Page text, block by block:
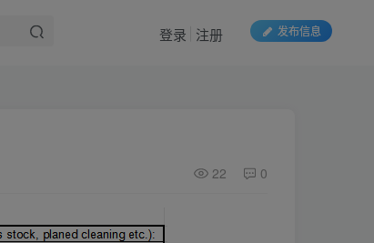
发布信息
登录 注册
22 0